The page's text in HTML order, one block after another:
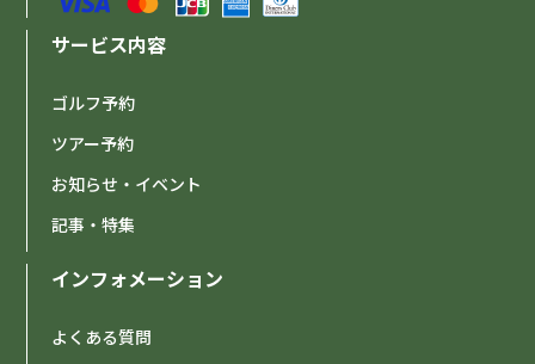
サービス内容
ゴルフ予約
ツアー予約
お知らせ・イベント
記事・特集
インフォメーション
よくある質問